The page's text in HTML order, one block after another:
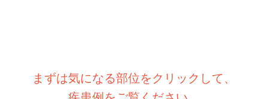
まずは気になる部位をクリックして、